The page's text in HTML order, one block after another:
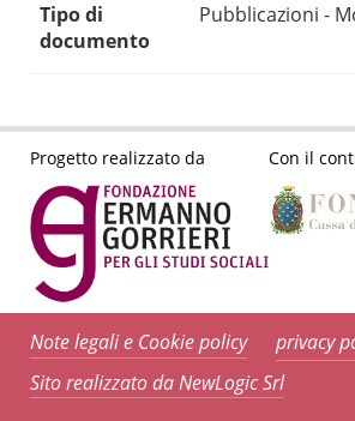
Tipo di
documento
Pubblicazioni -
Progetto realizzato da Con il
Note legali e Cookie policy
privacy
Sito realizzato da NewLogic Srl